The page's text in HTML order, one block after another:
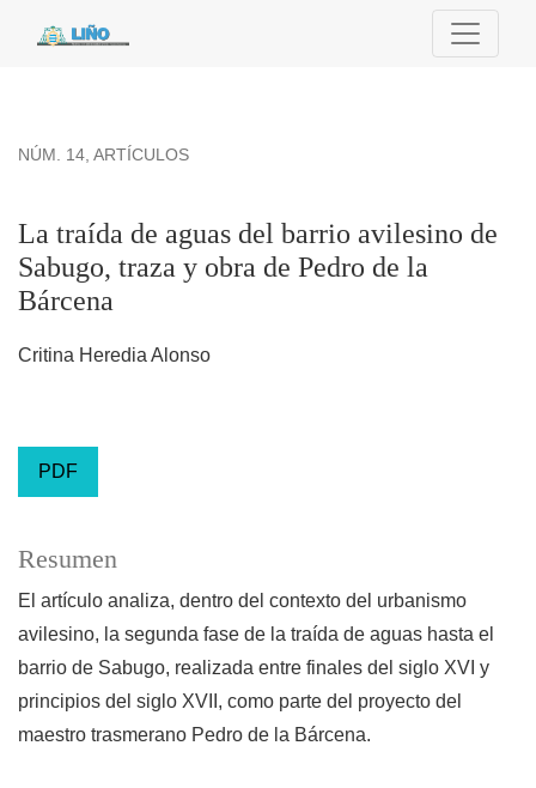
La traída de aguas del barrio avilesino de Sabugo, traza y
NÚM. 14, ARTÍCULOS
La traída de aguas del barrio avilesino de
Sabugo, traza y obra de Pedro de la
Bárcena
Critina Heredia Alonso
PDF
Resumen
El artículo analiza, dentro del contexto del urbanismo
avilesino, la segunda fase de la traída de aguas hasta el
barrio de Sabugo, realizada entre finales del siglo XVI y
principios del siglo XVII, como parte del proyecto del
maestro trasmerano Pedro de la Bárcena.